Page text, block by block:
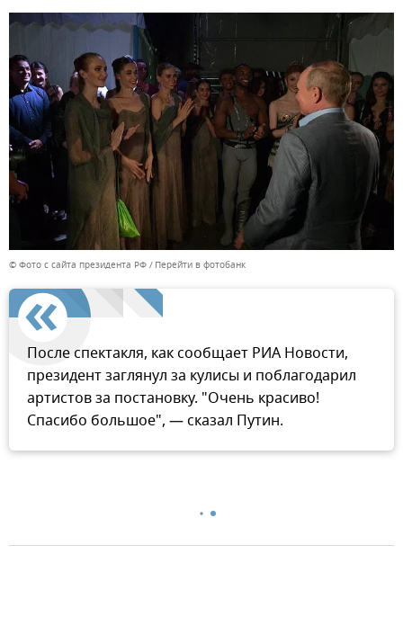
© Фото с сайта президента РФ Перейти в фотобанк
После спектакля, как сообщает РИА Новости,
президент заглянул за кулисы и поблагодарил
артистов за постановку. "Очень красиво!
Спасибо большое", — сказал Путин.